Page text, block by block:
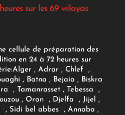
sur les 69 wilayas
cellule de préparation des
en 24 à 72 heures sur
Alger , Adrar, Chlef ,
, Batna , Bejaia , Biskra
, Tamanrasset , Tebessa ,
, Oran , Djelfa , Jijel ,
Sidi bel abbes , Annaba ,